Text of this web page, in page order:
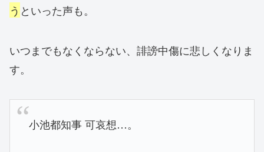
う といった声も。
いつまでもなくならない、誹謗中傷に悲しくなりま
す。
小池都知事 可哀想…。